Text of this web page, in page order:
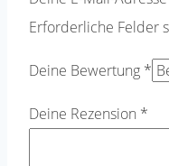
Erforderliche Felder
Deine Bewertung *
Deine Rezension *